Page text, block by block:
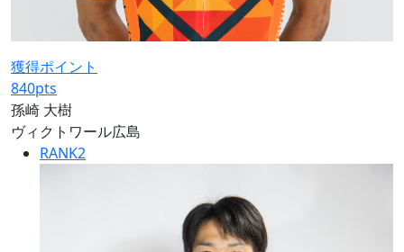
獲得ポイント
840pts
孫崎 大樹
ヴィクトワール広島
RANK2